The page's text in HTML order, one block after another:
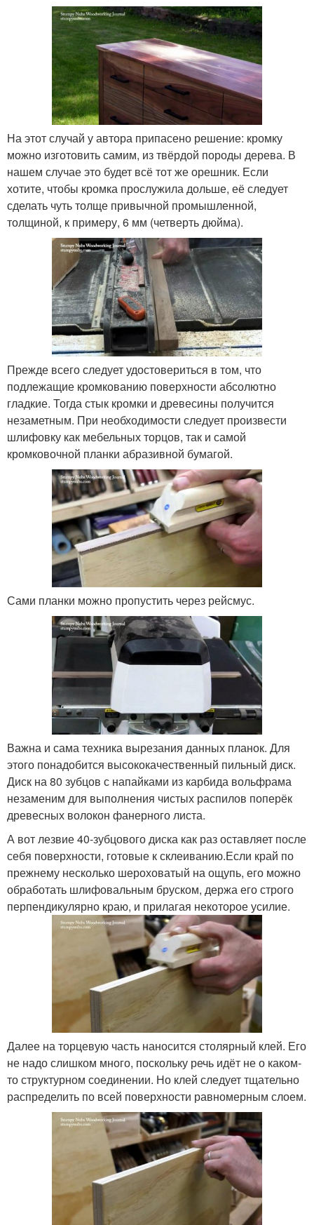
На этот случай у автора припасено решение: кромку
можно изготовить самим, из твёрдой породы дерева. В
нашем случае это будет всё тот же орешник. Если
хотите, чтобы кромка прослужила дольше, её следует
сделать чуть толще привычной промышленной,
толщиной, к примеру, 6 мм (четверть дюйма).
Прежде всего следует удостовериться в том, что
подлежащие кромкованию поверхности абсолютно
гладкие. Тогда стык кромки и древесины получится
незаметным. При необходимости следует произвести
шлифовку как мебельных торцов, так и самой
кромковочной планки абразивной бумагой.
Сами планки можно пропустить через рейсмус.
Важна и сама техника вырезания данных планок. Для
этого понадобится высококачественный пильный диск.
Диск на 80 зубцов с напайками из карбида вольфрама
незаменим для выполнения чистых распилов поперёк
древесных волокон фанерного листа.
А вот лезвие 40-зубцового диска как раз оставляет после
себя поверхности, готовые к склеиванию.Если край по
прежнему несколько шероховатый на ощупь, его можно
обработать шлифовальным бруском, держа его строго
перпендикулярно краю, и прилагая некоторое усилие.
Далее на торцевую часть наносится столярный клей. Его
не надо слишком много, поскольку речь идёт не о каком-
то структурном соединении. Но клей следует тщательно
распределить по всей поверхности равномерным слоем.